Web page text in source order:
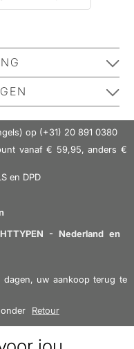
is een heerlijk
dat van de badroutine
kinderen, groot en
gemaakt van
die de huid
.
bevat
vitamine B5 en
mineralen en helpt
reinigt, en met zijn
product yet.
it.
op (+31) 20 891 0380
vanaf € 59,95, anders €
en DPD
- Nederland en
uw aankoop terug te
Retour